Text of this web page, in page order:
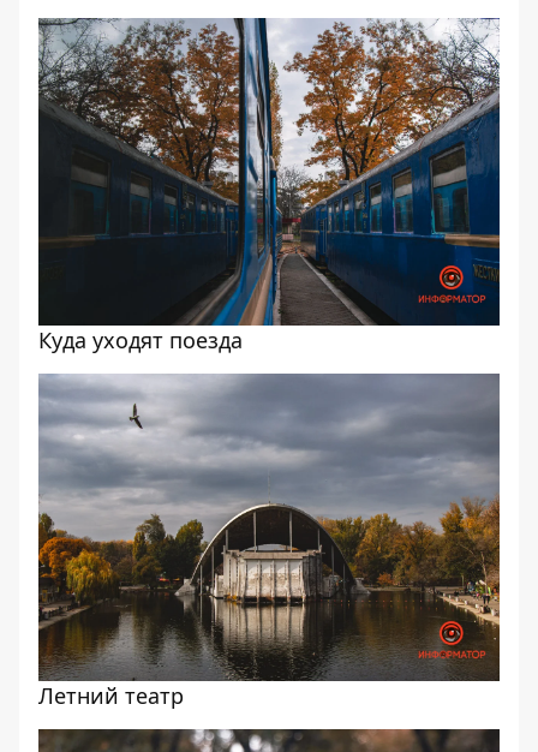
Куда уходят поезда
Летний театр